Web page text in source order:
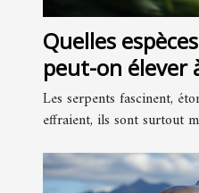
Quelles
peut-on élever
Les serpents fascinent,
effraient, ils sont surtout